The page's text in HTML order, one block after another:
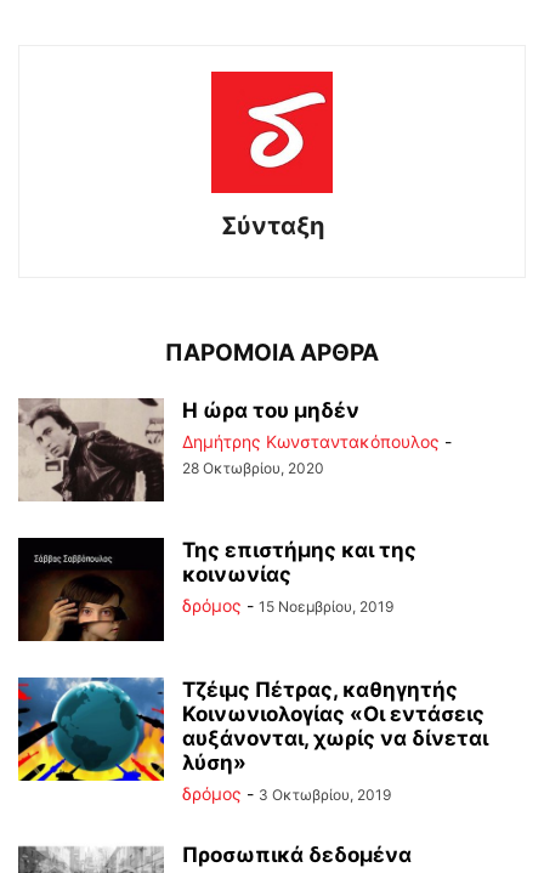
Σύνταξη
ΠΑΡΟΜΟΙΑ ΑΡΘΡΑ
Η ώρα του μηδέν
Δημήτρης Κωνσταντακόπουλος -
28 Οκτωβρίου, 2020
Της επιστήμης και της
κοινωνίας
δρόμος - 15 Νοεμβρίου, 2019
Τζέιμς Πέτρας, καθηγητής
Κοινωνιολογίας «Οι εντάσεις
αυξάνονται, χωρίς να δίνεται
λύση»
δρόμος - 3 Οκτωβρίου, 2019
Προσωπικά δεδομένα